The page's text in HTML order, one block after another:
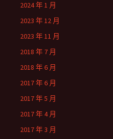
2024 年 1 月
2023 年 12 月
2023 年 11 月
2018 年 7 月
2018 年 6 月
2017 年 6 月
2017 年 5 月
2017 年 4 月
2017 年 3 月